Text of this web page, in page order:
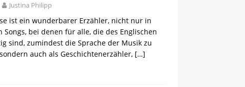
Justina Philipp
ist ein wunderbarer Erzähler, nicht nur in
Songs, bei denen für alle, die des Englischen
sind, zumindest die Sprache der Musik zu
auch als Geschichtenerzähler, […]